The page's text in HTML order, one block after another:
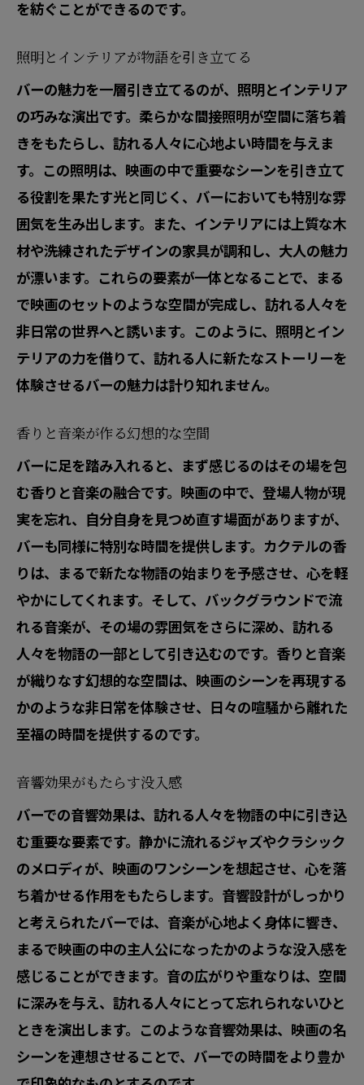
映画のように自分を見つめ直す場
心の旅路を始めるきっかけに
リラックスと再発見のプロセス
バーの照明と音楽が作り出す非日常空間
映画館のような照明効果
心を落ち着かせる音楽の力
感情を揺さぶるサウンドトラック
光と影が織り成す幻想的な空間
日常を忘れるマジックアワー
リズムに乗って楽しむ新しい体験
映画に登場するバーのような体験を現実で楽
しむ
ン
スクリーンの中のバーを再現する演出
映画愛好家が集う特別な夜
フィクションとリアルの融合
映画的演出を楽しむイベント
映画のワンシーンを体感する瞬間
バーでの新しい出会いが生むドラマティック
な瞬間
映画のような出会いが待つ場所
一期一会の交流が生む物語
共通の趣味でつながる人々
思い出に残る瞬間を共有する
映画の主人公になった気分でバーを楽しむ
非日常を味わうための演出
映画の世界に没入するひととき
主人公のようにカクテルを楽しむ
自分だけのストーリーを紡ぐ
日常を離れて映画の旅に出る
映画の中の自分を見つける体験
バーの魅力に浸ることで日常からの脱出を図
を紡ぐことができるのです。
照明とインテリアが物語を引き立てる
バーの魅力を一層引き立てるのが、照明とインテリア
の巧みな演出です。柔らかな間接照明が空間に落ち着
きをもたらし、訪れる人々に心地よい時間を与えま
す。この照明は、映画の中で重要なシーンを引き立て
る役割を果たす光と同じく、バーにおいても特別な雰
囲気を生み出します。また、インテリアには上質な木
材や洗練されたデザインの家具が調和し、大人の魅力
が漂います。これらの要素が一体となることで、まる
で映画のセットのような空間が完成し、訪れる人々を
非日常の世界へと誘います。このように、照明とイン
テリアの力を借りて、訪れる人に新たなストーリーを
体験させるバーの魅力は計り知れません。
香りと音楽が作る幻想的な空間
バーに足を踏み入れると、まず感じるのはその場を包
む香りと音楽の融合です。映画の中で、登場人物が現
実を忘れ、自分自身を見つめ直す場面がありますが、
バーも同様に特別な時間を提供します。カクテルの香
りは、まるで新たな物語の始まりを予感させ、心を軽
やかにしてくれます。そして、バックグラウンドで流
れる音楽が、その場の雰囲気をさらに深め、訪れる
人々を物語の一部として引き込むのです。香りと音楽
が織りなす幻想的な空間は、映画のシーンを再現する
かのような非日常を体験させ、日々の喧騒から離れた
至福の時間を提供するのです。
音響効果がもたらす没入感
バーでの音響効果は、訪れる人々を物語の中に引き込
む重要な要素です。静かに流れるジャズやクラシック
のメロディが、映画のワンシーンを想起させ、心を落
ち着かせる作用をもたらします。音響設計がしっかり
と考えられたバーでは、音楽が心地よく身体に響き、
まるで映画の中の主人公になったかのような没入感を
感じることができます。音の広がりや重なりは、空間
に深みを与え、訪れる人々にとって忘れられないひと
ときを演出します。このような音響効果は、映画の名
シーンを連想させることで、バーでの時間をより豊か